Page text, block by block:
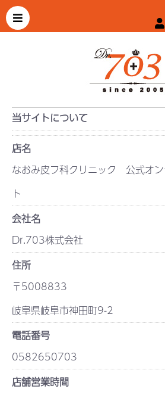
当サイトについて
店名
なおみ皮フ科クリニック 公式オ
ト
会社名
Dr.703株式会社
住所
〒5008833
岐阜県岐阜市神田町9-2
電話番号
0582650703
店舗営業時間